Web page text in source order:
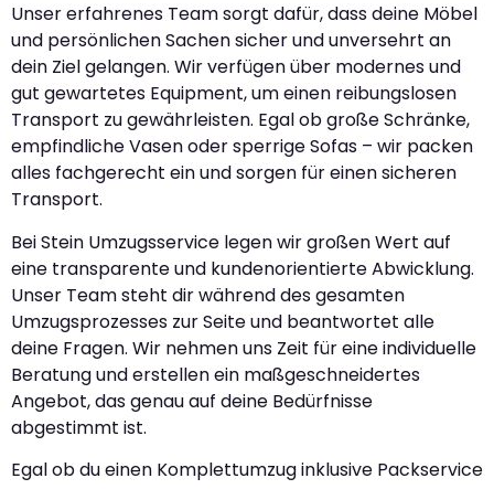
Unser erfahrenes Team sorgt dafür, dass deine Möbel
und persönlichen Sachen sicher und unversehrt an
dein Ziel gelangen. Wir verfügen über modernes und
gut gewartetes Equipment, um einen reibungslosen
Transport zu gewährleisten. Egal ob große Schränke,
empfindliche Vasen oder sperrige Sofas – wir packen
alles fachgerecht ein und sorgen für einen sicheren
Transport.
Bei Stein Umzugsservice legen wir großen Wert auf
eine transparente und kundenorientierte Abwicklung.
Unser Team steht dir während des gesamten
Umzugsprozesses zur Seite und beantwortet alle
deine Fragen. Wir nehmen uns Zeit für eine individuelle
Beratung und erstellen ein maßgeschneidertes
Angebot, das genau auf deine Bedürfnisse
abgestimmt ist.
Egal ob du einen Komplettumzug inklusive Packservice